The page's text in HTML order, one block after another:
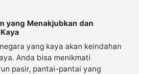
yang Menakjubkan dan
yang kaya akan keindahan
Anda bisa menikmati
pasir, pantai-pantai yang